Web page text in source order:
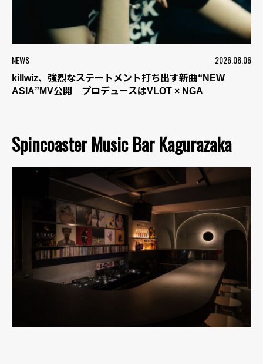
NEWS 2026.08.06
killwiz、強烈なステートメント打ち出す新曲“NEW
ASIA”MV公開 プロデュースはVLOT × NGA
Spincoaster Music Bar Kagurazaka